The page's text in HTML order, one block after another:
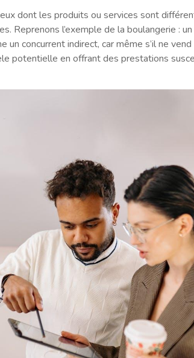
dont les produits ou services sont
Reprenons l’exemple de la boulangerie :
concurrent indirect, car même s’il ne
potentielle en offrant des prestations